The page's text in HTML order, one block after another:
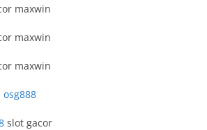
maxwin
maxwin
maxwin
osg888
slot gacor